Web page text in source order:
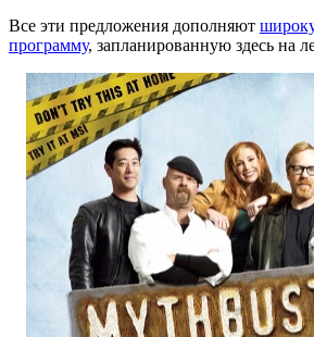
Все эти предложения дополняют
программу, запланированную здесь на